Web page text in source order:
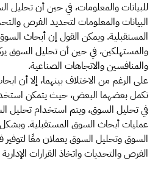
للبيانات والمعلومات، في حين أن
البيانات والمعلومات لتحديد الفرص
المستقبلية. ويمكن القول إن أبحاث
والمستهلكين، في حين أن تحليل السوق
والمنافسين والاتجاهات الصناعية.
على الرغم من الاختلاف بينهما، إلا أن
في تحليل السوق، ويتم استخدام تحليل
عمليات أبحاث السوق المستقبلية.
السوق وتحليل السوق يعملان معًا
الفرص والتحديات واتخاذ القرارات